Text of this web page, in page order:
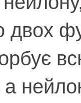
двох
а